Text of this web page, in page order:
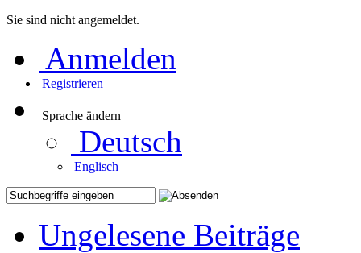
Sie sind nicht angemeldet.
Anmelden
Registrieren
Sprache ändern
Deutsch
Englisch
Ungelesene Beiträge